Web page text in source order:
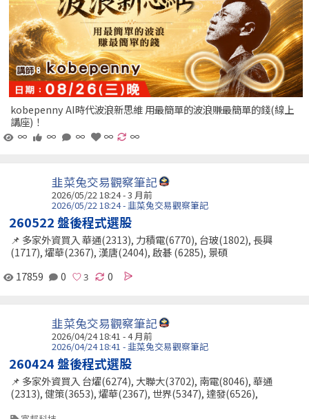
kobepenny AI時代波浪新思維 用最簡單的波浪賺最簡單的錢(線上
講座)！
∞
∞ ∞ ∞ ∞
韭菜兔交易觀察筆記
2026/05/22 18:24 - 3 月前
2026/05/22 18:24 - 韭菜兔交易觀察筆記
260522 盤後程式選股
📌 多家外資買入 華通(2313), 力積電(6770), 台玻(1802), 長興
(1717), 燿華(2367), 漢唐(2404), 啟碁 (6285), 景碩
17859
0 0
韭菜兔交易觀察筆記
2026/04/24 18:41 - 4 月前
2026/04/24 18:41 - 韭菜兔交易觀察筆記
260424 盤後程式選股
📌 多家外資買入 台燿(6274), 大聯大(3702), 南電(8046), 華通
(2313), 健策(3653), 燿華(2367), 世界(5347), 達發(6526),